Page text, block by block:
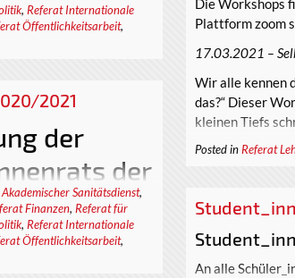
, Referat Internationale
Öffentlichkeitsarbeit,
reguläre Amtszeit ab
Referate:
Posted in Referat
Die Workshops
Plattform zoom
17.03.2021 –
Wir alle kennen
das?“ Dieser
kleinen Tiefs
24.03...
2021
Sanitätsdienst,
Finanzen, Referat für
, Referat Internationale
Öffentlichkeitsarbeit,
der
der
Chemnitz
reguläre Amtszeit vom
An alle